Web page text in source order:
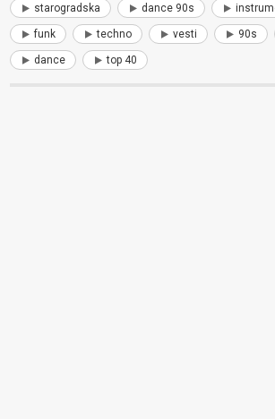
starogradska dance 90s
funk techno vesti 90s
dance top 40